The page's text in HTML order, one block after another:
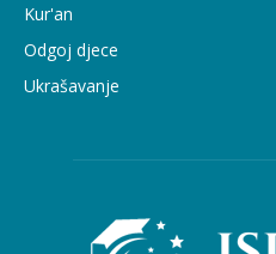
Kur'an
Odgoj djece
Ukrašavanje